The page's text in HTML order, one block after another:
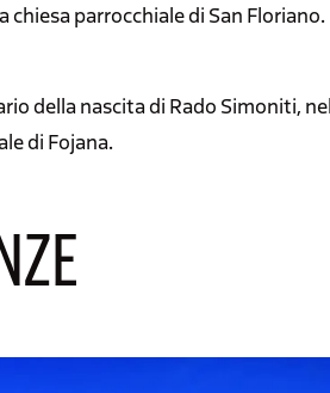
chiesa parrocchiale di San
della nascita di Rado Simoniti,
di Fojana.